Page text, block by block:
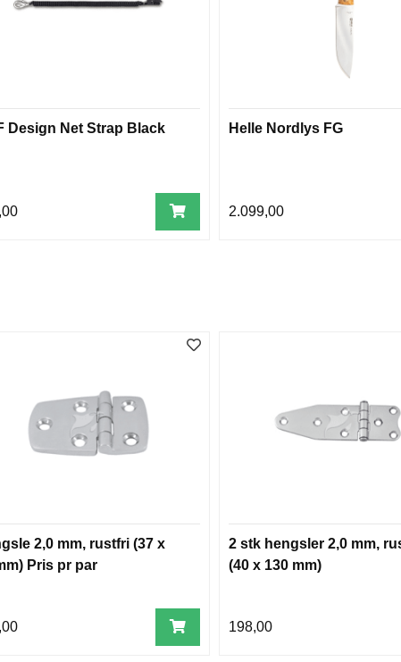
Design Net Strap Black Helle Nordlys FG
2.099,00
2,0 mm, rustfri (37 x
Pris pr par
2 stk hengsler 2,0 mm,
(40 x 130 mm)
198,00